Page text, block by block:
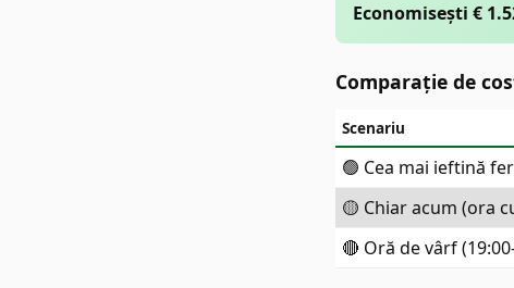
Economisești €
Comparație de
Scenariu
🟢 Cea mai ieftină
🟡 Chiar acum (ora
🔴 Oră de vârf